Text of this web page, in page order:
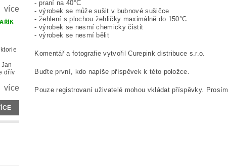
více
dřív
více
- praní na 40°C
- výrobek se může sušit v bubnové sušičce
- žehlení s plochou žehličky maximálně do 150°C
- výrobek se nesmí chemicky čistit
- výrobek se nesmí bělit
Komentář a fotografie vytvořil Curepink distribuce s.r.o.
Buďte první, kdo napíše příspěvek k této položce.
Pouze registrovaní uživatelé mohou vkládat příspěvky. Prosím